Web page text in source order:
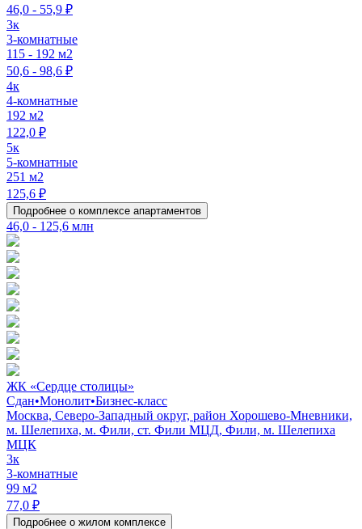
46,0 - 55,9 ₽
3к
3-комнатные
115 - 192 м2
50,6 - 98,6 ₽
4к
4-комнатные
192 м2
122,0 ₽
5к
5-комнатные
251 м2
125,6 ₽
Подробнее о комплексе апартаментов
46,0 - 125,6 млн
ЖК «Сердце столицы»
Сдан•Монолит•Бизнес-класс
Москва, Северо-Западный округ, район Хорошево-Мневники,
м. Шелепиха, м. Фили, ст. Фили МЦД, Фили, м. Шелепиха
МЦК
3к
3-комнатные
99 м2
77,0 ₽
Подробнее о жилом комплексе